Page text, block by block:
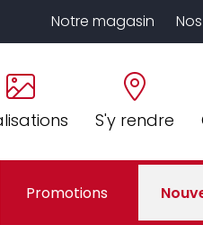
S'y rendre
Notre magasin
Promotions